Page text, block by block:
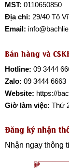
MST: 0110650850
Địa chỉ: 29/40 Tô
Email:
Bán hàng và
Hotline: 09 3444
Zalo: 09 3444 6663
Website: https://
Giờ làm việc: Thứ
Đăng ký nhận
Nhận ngay thông